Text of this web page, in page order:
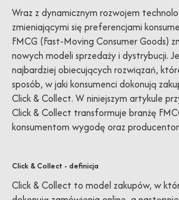
Wraz z dynamicznym rozwojem
zmieniającymi się preferencjami
FMCG (Fast-Moving Consumer Goods)
nowych modeli sprzedaży i dystrybucji.
najbardziej obiecujących rozwiązań,
sposób, w jaki konsumenci dokonują
Click & Collect. W niniejszym artykule
Click & Collect transformuje branżę
konsumentom wygodę oraz
Click & Collect - definicja
Click & Collect to model zakupów, w